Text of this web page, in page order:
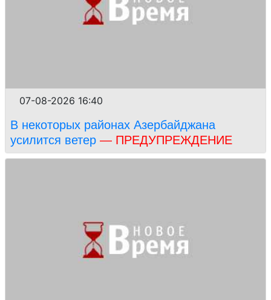
07-08-2026 16:40
В некоторых районах Азербайджана
усилится ветер — ПРЕДУПРЕЖДЕНИЕ